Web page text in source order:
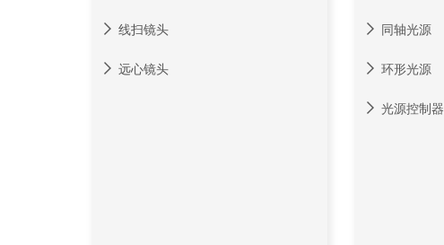
线扫镜头
远心镜头
同轴光源
环形光源
光源控制器